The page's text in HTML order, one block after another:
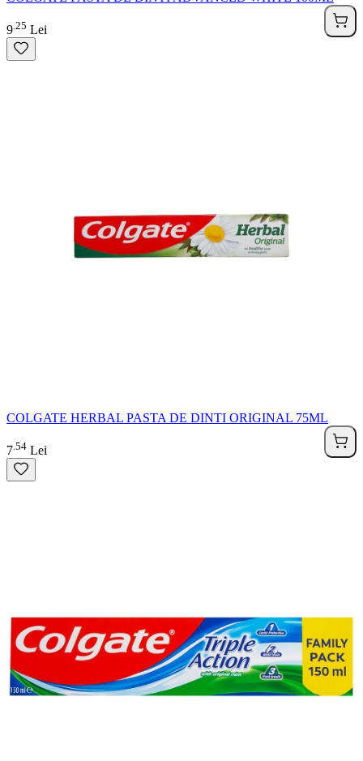
9 25 Lei
COLGATE HERBAL PASTA DE DINTI ORIGINAL 75ML
7 54 Lei